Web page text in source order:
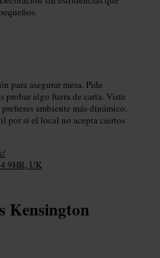
para asegurar mesa. Pide
probar algo fuera de carta. Viste
ambiente más dinámico.
por si el local no acepta ciertos
9HR, UK
Kensington